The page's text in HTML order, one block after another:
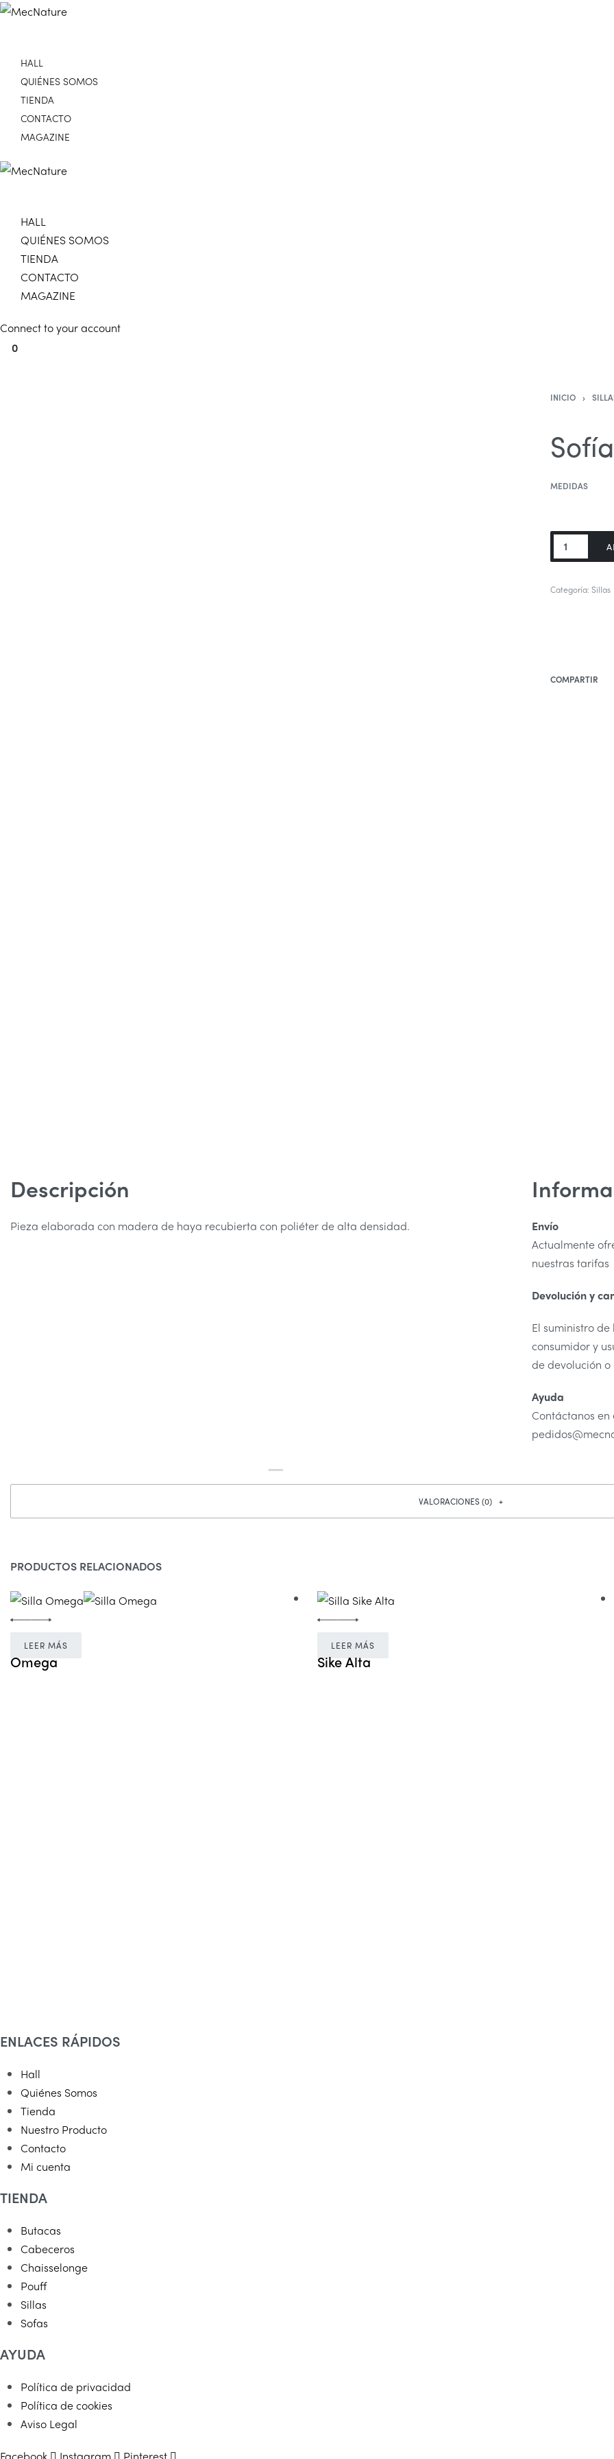
HALL
QUIÉNES SOMOS
TIENDA
CONTACTO
MAGAZINE
HALL
QUIÉNES SOMOS
TIENDA
CONTACTO
MAGAZINE
Connect to your account
0
INICIO ›
Sofía
MEDIDAS
Sofía
cantidad
Categoría:Sillas
COMPARTIR
Descripción
Pieza elaborada con madera de haya recubierta con poliéter de alta densidad.
Envío
Actualmente
nuestras tarifas
Devolución y
El suministro
consumidor y
de devolución
Ayuda
Contáctanos en
VALORACIONES (0)
PRODUCTOS RELACIONADOS
LEER MÁS
Omega
LEER MÁS
Sike Alta
ENLACES RÁPIDOS
Hall
Quiénes Somos
Tienda
Nuestro Producto
Contacto
Mi cuenta
TIENDA
Butacas
Cabeceros
Chaisselonge
Pouff
Sillas
Sofas
AYUDA
Política de privacidad
Política de cookies
Aviso Legal
Facebook Instagram Pinterest